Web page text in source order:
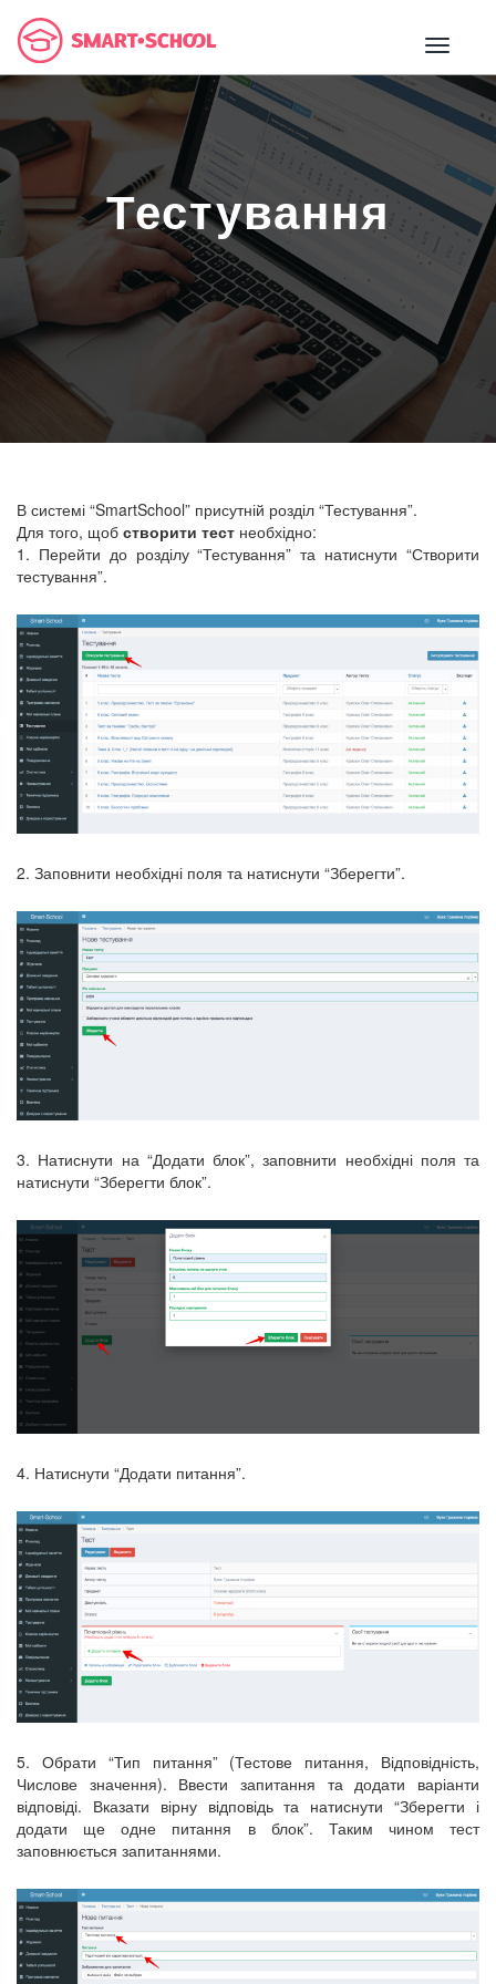
Тестування
В системі “SmartSchool” присутній розділ “Тестування”.
Для того, щоб створити тест необхідно:
1. Перейти до розділу “Тестування” та натиснути “Створити
тестування”.
2. Заповнити необхідні поля та натиснути “Зберегти”.
3. Натиснути на “Додати блок”, заповнити необхідні поля та
натиснути “Зберегти блок”.
4. Натиснути “Додати питання”.
5. Обрати “Тип питання” (Тестове питання, Відповідність,
Числове значення). Ввести запитання та додати варіанти
відповіді. Вказати вірну відповідь та натиснути “Зберегти і
додати ще одне питання в блок”. Таким чином тест
заповнюється запитаннями.